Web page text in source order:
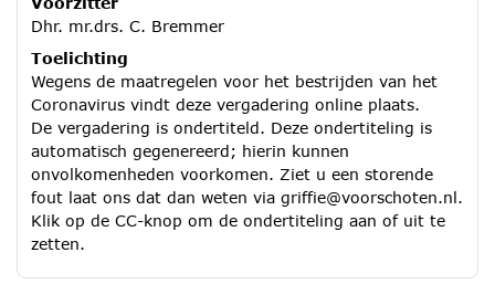
Dhr. mr.drs. C. Bremmer
Toelichting
Wegens de maatregelen voor het bestrijden van het
Coronavirus vindt deze vergadering online plaats.
De vergadering is ondertiteld. Deze ondertiteling is
automatisch gegenereerd; hierin kunnen
onvolkomenheden voorkomen. Ziet u een storende
fout laat ons dat dan weten via griffie@voorschoten.nl.
Klik op de CC-knop om de ondertiteling aan of uit te
zetten.